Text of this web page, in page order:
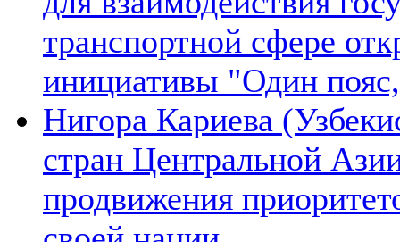
транспортной сфере
инициативы "Один
Нигора Кариева
стран Центральной
продвижения